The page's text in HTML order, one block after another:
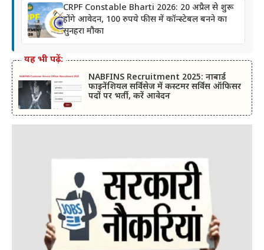
CRPF Constable Bharti 2026: 20 अप्रैल से शुरू
होंगे आवेदन, 100 रुपये फीस में कॉन्स्टेबल बनने का
सुनहरा मौका
यह भी पढ़ें:
NABFINS Recruitment 2025: नाबार्ड
फाइनेंशियल सर्विसेज में कस्टमर सर्विस ऑफिसर
पदों पर भर्ती, करें आवेदन